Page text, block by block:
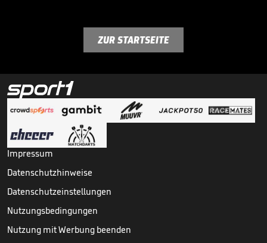
ZUR STARTSEITE
Impressum
Datenschutzhinweise
Datenschutzeinstellungen
Nutzungsbedingungen
Nutzung mit Werbung beenden